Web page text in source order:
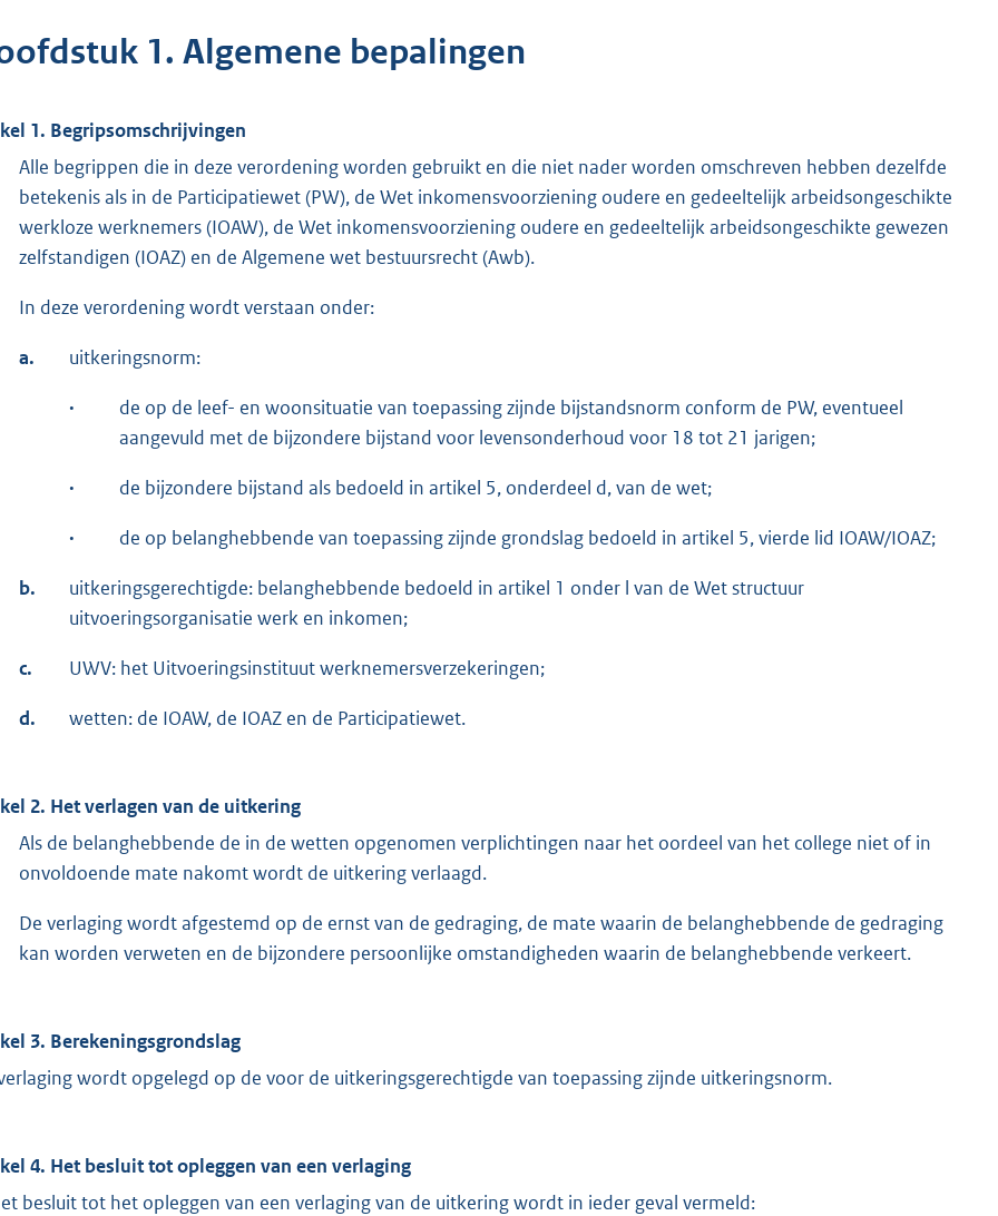
1. Algemene bepalingen
1. Begripsomschrijvingen
Alle begrippen die in deze verordening worden gebruikt en die niet nader worden omschreven hebben dezelfde
betekenis als in de Participatiewet (PW), de Wet inkomensvoorziening oudere en gedeeltelijk arbeidsongeschikte
werkloze werknemers (IOAW), de Wet inkomensvoorziening oudere en gedeeltelijk arbeidsongeschikte gewezen
zelfstandigen (IOAZ) en de Algemene wet bestuursrecht (Awb).
In deze verordening wordt verstaan onder:
a. uitkeringsnorm:
·
de op de leef- en woonsituatie van toepassing zijnde bijstandsnorm conform de PW, eventueel
aangevuld met de bijzondere bijstand voor levensonderhoud voor 18 tot 21 jarigen;
· de bijzondere bijstand als bedoeld in artikel 5, onderdeel d, van de wet;
· de op belanghebbende van toepassing zijnde grondslag bedoeld in artikel 5, vierde lid IOAW/IOAZ;
b.
uitkeringsgerechtigde: belanghebbende bedoeld in artikel 1 onder l van de Wet structuur
uitvoeringsorganisatie werk en inkomen;
c. UWV: het Uitvoeringsinstituut werknemersverzekeringen;
d. wetten: de IOAW, de IOAZ en de Participatiewet.
2. Het verlagen van de uitkering
Als de belanghebbende de in de wetten opgenomen verplichtingen naar het oordeel van het college niet of in
onvoldoende mate nakomt wordt de uitkering verlaagd.
De verlaging wordt afgestemd op de ernst van de gedraging, de mate waarin de belanghebbende de gedraging
kan worden verweten en de bijzondere persoonlijke omstandigheden waarin de belanghebbende verkeert.
3. Berekeningsgrondslag
wordt opgelegd op de voor de uitkeringsgerechtigde van toepassing zijnde uitkeringsnorm.
4. Het besluit tot opleggen van een verlaging
besluit tot het opleggen van een verlaging van de uitkering wordt in ieder geval vermeld: